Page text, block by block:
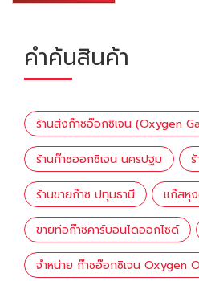
คำค้นสินค้า
ร้านส่งก๊าซอ๊อกซิเจน (Oxygen
ร้านก๊าซออกซิเจน นครปฐม
ร้านขายก๊าซ ปทุมธานี แก๊สหุ
ขายท่อก๊าซคาร์บอนไดออกไซด์
จำหน่าย ก๊าซอ๊อกซิเจน Oxygen